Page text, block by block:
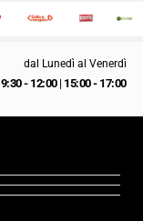
dal Lunedì al Venerdì
9:30 - 12:00| 15:00 - 17:00